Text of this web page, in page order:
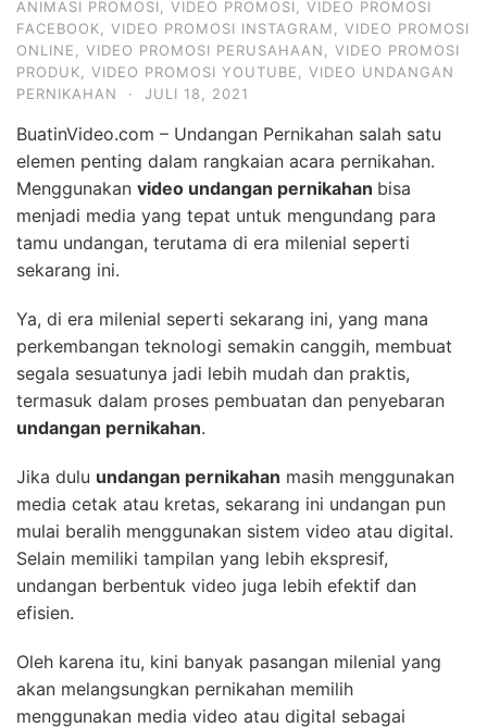
ANIMASI PROMOSI
VIDEO PROMOSI
VIDEO PROMOSI
FACEBOOK
VIDEO PROMOSI INSTAGRAM
VIDEO PROMOSI
ONLINE
VIDEO PROMOSI PERUSAHAAN
VIDEO PROMOSI
PRODUK
VIDEO PROMOSI YOUTUBE
VIDEO UNDANGAN
PERNIKAHAN
· JULI 18, 2021
BuatinVideo.com – Undangan Pernikahan salah satu
elemen penting dalam rangkaian acara pernikahan.
Menggunakan video undangan pernikahan bisa
menjadi media yang tepat untuk mengundang para
tamu undangan, terutama di era milenial seperti
sekarang ini.
Ya, di era milenial seperti sekarang ini, yang mana
perkembangan teknologi semakin canggih, membuat
segala sesuatunya jadi lebih mudah dan praktis,
termasuk dalam proses pembuatan dan penyebaran
undangan pernikahan.
Jika dulu undangan pernikahan masih menggunakan
media cetak atau kretas, sekarang ini undangan pun
mulai beralih menggunakan sistem video atau digital.
Selain memiliki tampilan yang lebih ekspresif,
undangan berbentuk video juga lebih efektif dan
efisien.
Oleh karena itu, kini banyak pasangan milenial yang
akan melangsungkan pernikahan memilih
menggunakan media video atau digital sebagai